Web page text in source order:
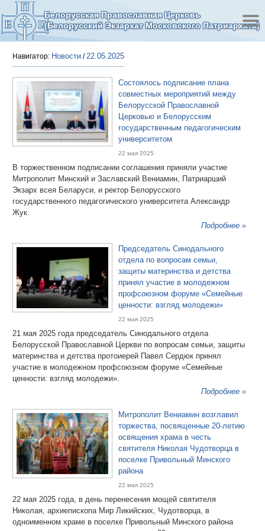
Белорусская Православная Церковь
(Белорусский Экзархат Московского Патриархата)
Навигатор: Новости /22.05.2025
Состоялось подписание плана
совместных мероприятий между
Белорусской Православной
Церковью и Белорусским
государственным педагогическим
университетом
22 мая 2025
В торжественном подписании соглашения приняли участие
Митрополит Минский и Заславский Вениамин, Патриарший
Экзарх всея Беларуси, и ректор Белорусского
государственного педагогического университета Александр
Жук.
Подробнее »
Председатель Синодального
отдела по вопросам семьи,
защиты материнства и детства
принял участие в молодежном
профсоюзном форуме «Семейные
ценности: взгляд молодежи»
22 мая 2025
21 мая 2025 года председатель Синодального отдела
Белорусской Православной Церкви по вопросам семьи, защиты
материнства и детства протоиерей Павел Сердюк принял
участие в молодежном профсоюзном форуме «Семейные
ценности: взгляд молодежи».
Подробнее »
Митрополит Вениамин возглавил
торжества, посвященные 20-летию
освящения храма в честь
святителя Николая Чудотворца в
поселке Привольный Минского
района
22 мая 2025
22 мая 2025 года, в день перенесения мощей святителя
Николая, архиепископа Мир Ликийских, Чудотворца, в
одноименном храме в поселке Привольный Минского района